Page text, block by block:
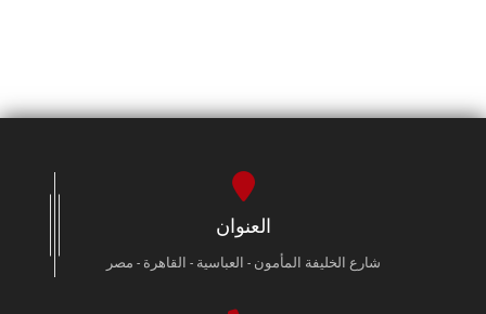
العنوان
شارع الخليفة المأمون - العباسية - القاهرة - مصر